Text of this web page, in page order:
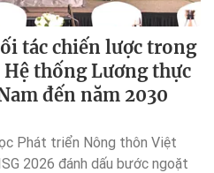
tác chiến lược trong
thống Lương thực
đến năm 2030
Phát triển Nông thôn Việt
2026 đánh dấu bước ngoặt